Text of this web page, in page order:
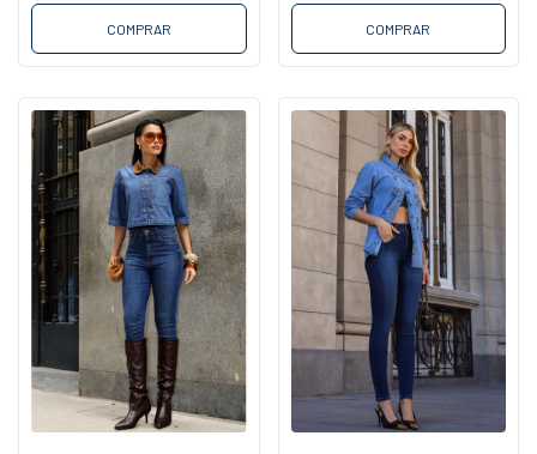
COMPRAR COMPRAR